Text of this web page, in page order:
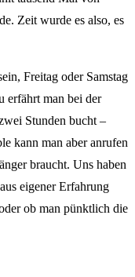
Zeit wurde es also, es
Freitag oder Samstag
erfährt man bei der
Stunden bucht –
kann man aber anrufen
braucht. Uns haben
eigener Erfahrung
ob man pünktlich die